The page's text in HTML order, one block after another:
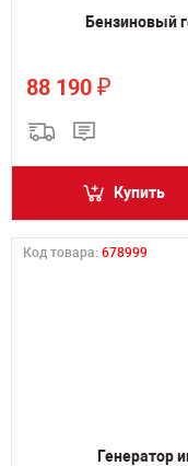
Бензиновый
88 190 ₽
Купить
Код товара: 678999
Генератор